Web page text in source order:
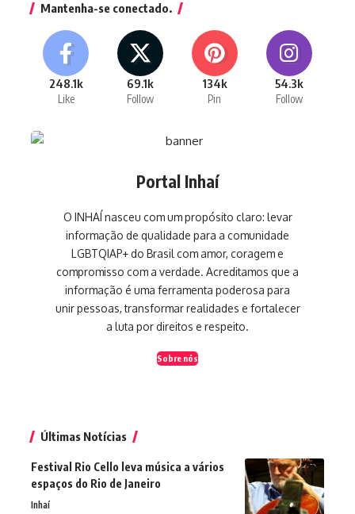
Mantenha-se conectado.
248.1k
Like
69.1k
Follow
134k
Pin
54.3k
Follow
Portal Inhaí
O INHAÍ nasceu com um propósito claro: levar
informação de qualidade para a comunidade
LGBTQIAP+ do Brasil com amor, coragem e
compromisso com a verdade. Acreditamos que a
informação é uma ferramenta poderosa para
unir pessoas, transformar realidades e fortalecer
a luta por direitos e respeito.
Sobre nós
Últimas Notícias
Festival Rio Cello leva música a vários
espaços do Rio de Janeiro
Inhaí